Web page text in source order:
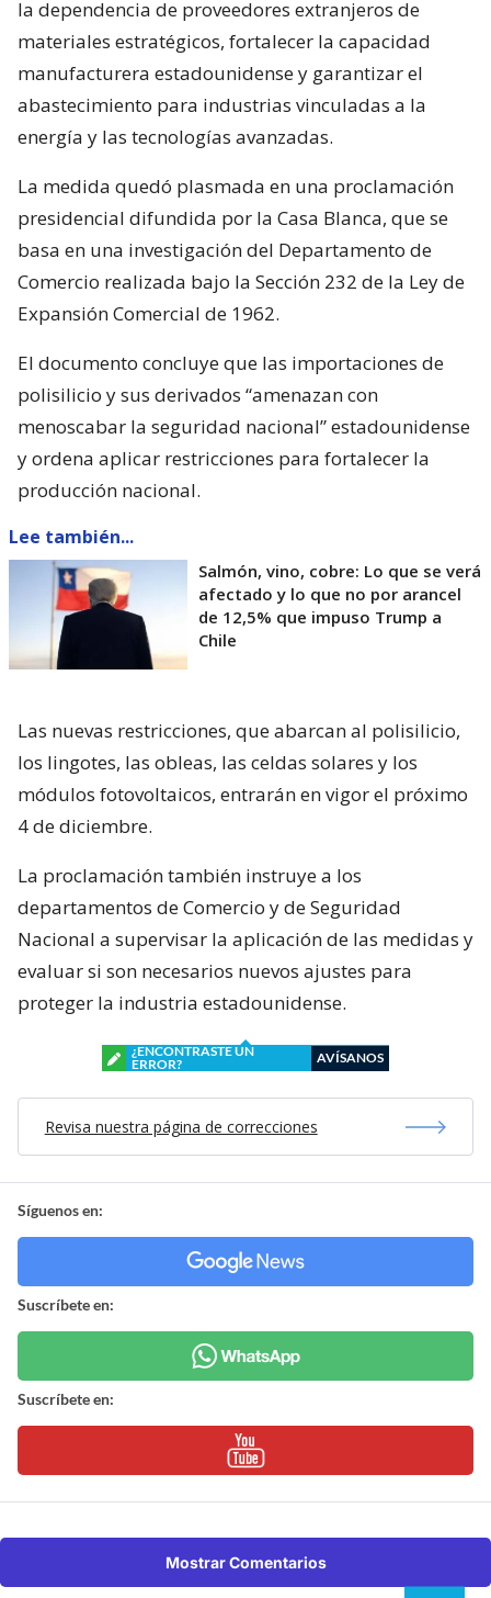
la dependencia de proveedores extranjeros de
materiales estratégicos, fortalecer la capacidad
manufacturera estadounidense y garantizar el
abastecimiento para industrias vinculadas a la
energía y las tecnologías avanzadas.
La medida quedó plasmada en una proclamación
presidencial difundida por la Casa Blanca, que se
basa en una investigación del Departamento de
Comercio realizada bajo la Sección 232 de la Ley de
Expansión Comercial de 1962.
El documento concluye que las importaciones de
polisilicio y sus derivados “amenazan con
menoscabar la seguridad nacional” estadounidense
y ordena aplicar restricciones para fortalecer la
producción nacional.
Lee también...
Salmón, vino, cobre: Lo que se verá
afectado y lo que no por arancel
de 12,5% que impuso Trump a
Chile
Las nuevas restricciones, que abarcan al polisilicio,
los lingotes, las obleas, las celdas solares y los
módulos fotovoltaicos, entrarán en vigor el próximo
4 de diciembre.
La proclamación también instruye a los
departamentos de Comercio y de Seguridad
Nacional a supervisar la aplicación de las medidas y
evaluar si son necesarios nuevos ajustes para
proteger la industria estadounidense.
¿ENCONTRASTE UN
ERROR?
AVÍSANOS
Revisa nuestra página de correcciones
Síguenos en:
Suscríbete en:
Suscríbete en:
Mostrar Comentarios